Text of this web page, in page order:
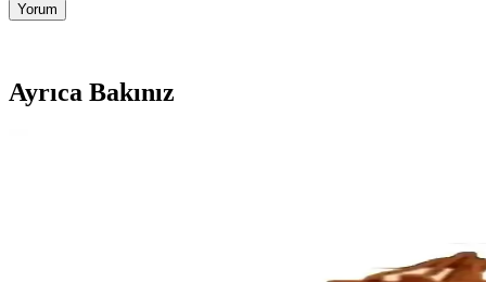
Yorum
Ayrıca Bakınız